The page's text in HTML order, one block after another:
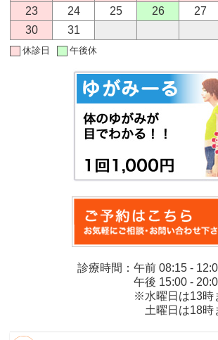
23
24 25 26 27
30
31
休診日 午後休
診療時間：午前 08:15 -
午後 15:00 -
※水曜日は13時
土曜日は18時